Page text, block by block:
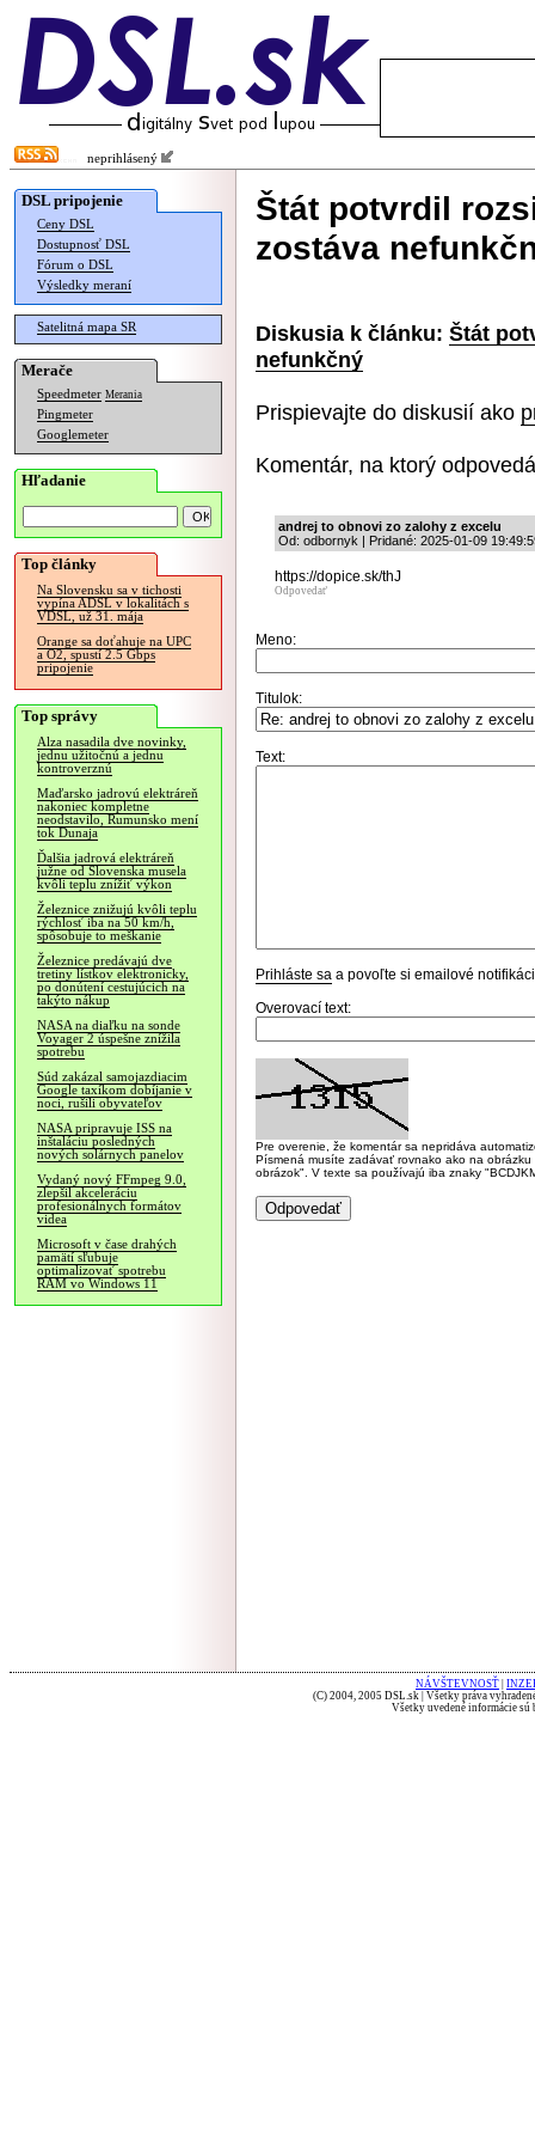
neprihlásený
DSL pripojenie
Ceny DSL
Dostupnosť DSL
Fórum o DSL
Výsledky meraní
Satelitná mapa SR
Merače
Speedmeter Merania
Pingmeter
Googlemeter
Hľadanie
Top články
Na Slovensku sa v tichosti
vypína ADSL v lokalitách s
VDSL, už 31. mája
Orange sa doťahuje na UPC
a O2, spustí 2.5 Gbps
pripojenie
Top správy
Alza nasadila dve novinky,
jednu užitočnú a jednu
kontroverznú
Maďarsko jadrovú elektráreň
nakoniec kompletne
neodstavilo, Rumunsko mení
tok Dunaja
Ďalšia jadrová elektráreň
južne od Slovenska musela
kvôli teplu znížiť výkon
Železnice znižujú kvôli teplu
rýchlosť iba na 50 km/h,
spôsobuje to meškanie
Železnice predávajú dve
tretiny lístkov elektronicky,
po donútení cestujúcich na
takýto nákup
NASA na diaľku na sonde
Voyager 2 úspešne znížila
spotrebu
Súd zakázal samojazdiacim
Google taxíkom dobíjanie v
noci, rušili obyvateľov
NASA pripravuje ISS na
inštaláciu posledných
nových solárnych panelov
Vydaný nový FFmpeg 9.0,
zlepšil akceleráciu
profesionálnych formátov
videa
Microsoft v čase drahých
pamätí sľubuje
optimalizovať spotrebu
RAM vo Windows 11
Štát potvrdil
zostáva
Diskusia k článku: Štát
nefunkčný
Prispievajte do diskusií ako
Komentár, na ktorý
andrej to obnovi zo zalohy z excelu
Od: odbornyk | Pridané: 2025-01-09
https://dopice.sk/thJ
Odpovedať
Meno:
Titulok:
Text:
Prihláste sa a povoľte si emailové
Overovací text:
Pre overenie, že komentár sa nepridáva
Písmená musíte zadávať rovnako ako na
obrázok". V texte sa používajú iba znaky
NÁVŠTEVNOSŤ
(C) 2004, 2005 DSL.sk | Všetky práva
Všetky uvedené informácie sú